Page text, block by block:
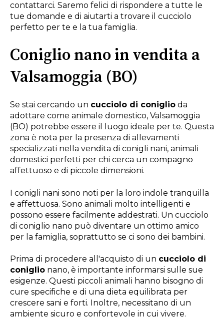
contattarci. Saremo felici di rispondere a tutte le
tue domande e di aiutarti a trovare il cucciolo
perfetto per te e la tua famiglia.
Coniglio nano in vendita a
Valsamoggia (BO)
Se stai cercando un cucciolo di coniglio da
adottare come animale domestico, Valsamoggia
(BO) potrebbe essere il luogo ideale per te. Questa
zona è nota per la presenza di allevamenti
specializzati nella vendita di conigli nani, animali
domestici perfetti per chi cerca un compagno
affettuoso e di piccole dimensioni.
I conigli nani sono noti per la loro indole tranquilla
e affettuosa. Sono animali molto intelligenti e
possono essere facilmente addestrati. Un cucciolo
di coniglio nano può diventare un ottimo amico
per la famiglia, soprattutto se ci sono dei bambini.
Prima di procedere all'acquisto di un cucciolo di
coniglio nano, è importante informarsi sulle sue
esigenze. Questi piccoli animali hanno bisogno di
cure specifiche e di una dieta equilibrata per
crescere sani e forti. Inoltre, necessitano di un
ambiente sicuro e confortevole in cui vivere.